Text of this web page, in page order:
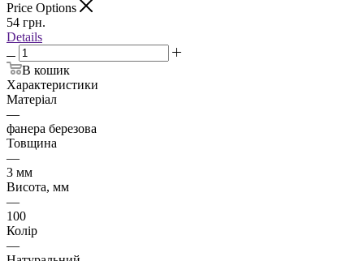
Price Options
54 грн.
Details
В кошик
Характеристики
Матеріал
—
фанера березова
Товщина
—
3 мм
Висота, мм
—
100
Колір
—